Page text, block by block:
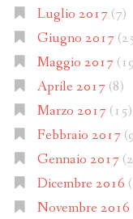
Luglio 2017(7)
Giugno 2017
Maggio 2017
Aprile 2017(8)
Marzo 2017(15)
Febbraio 2017
Gennaio 2017
Dicembre 2016
Novembre 2016